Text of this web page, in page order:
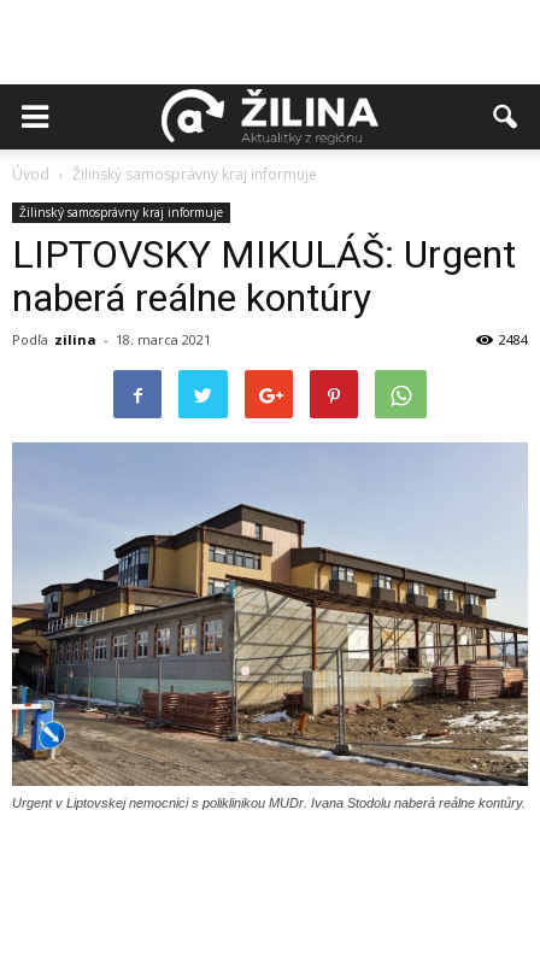
Úvod Žilinský samosprávny kraj informuje
Žilinský samosprávny kraj informuje
LIPTOVSKY MIKULÁŠ: Urgent
naberá reálne kontúry
Podľa zilina - 18. marca 2021 2484
Urgent v Liptovskej nemocnici s poliklinikou MUDr. Ivana Stodolu naberá reálne kontúry.